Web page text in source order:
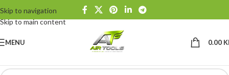
Skip to navigation
Skip to main content
MENU 0.00